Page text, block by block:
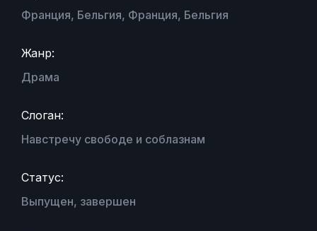
Франция, Бельгия, Франция, Бельгия
Жанр:
Драма
Слоган:
Навстречу свободе и соблазнам
Статус:
Выпущен, завершен